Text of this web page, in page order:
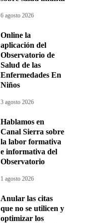
6 agosto 2026
Online la
aplicación del
Observatorio de
Salud de las
Enfermedades En
Niños
3 agosto 2026
Hablamos en
Canal Sierra sobre
la labor formativa
e informativa del
Observatorio
1 agosto 2026
Anular las citas
que no se utilicen y
optimizar los